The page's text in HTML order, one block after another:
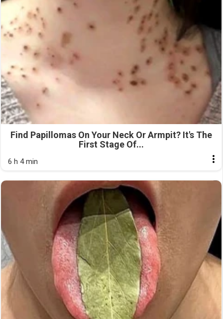
Find Papillomas On Your Neck Or Armpit? It's The
First Stage Of...
6 h 4 min